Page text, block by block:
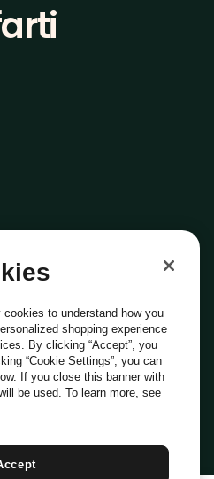
Preferenze Cookie
to understand how you
shopping experience
By clicking “Accept”, you
“Cookie Settings”, you can
If you close this banner with
be used. To learn more, see